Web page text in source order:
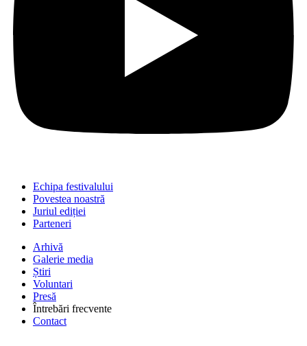
Echipa festivalului
Povestea noastră
Juriul ediției
Parteneri
Arhivă
Galerie media
Știri
Voluntari
Presă
Întrebări frecvente
Contact